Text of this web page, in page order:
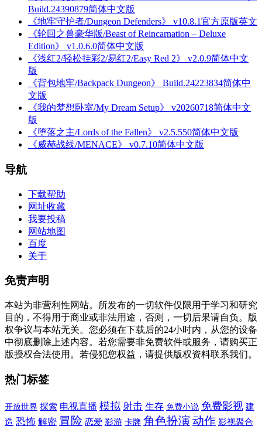
Build.24390879简体中文版
《地牢守护者/Dungeon Defenders》 v10.8.1官方原版英文
《轮回之兽豪华版/Beast of Reincarnation – Deluxe
Edition》 v1.0.6.0简体中文版
《浅红2/轻松挂彩2/易红2/Easy Red 2》 v2.0.9简体中文
版
《背包地牢/Backpack Dungeon》 Build.24223834简体中
文版
《我的梦想卧室/My Dream Setup》 v20260718简体中文
版
《堕落之主/Lords of the Fallen》 v2.5.550简体中文版
《威赫战线/MENACE》 v0.7.10简体中文版
导航
下载帮助
网址收藏
我要投稿
网站地图
百度
关于
免责声明
本站为非营利性网站。所发布的一切软件仅限用于学习和研究
目的，不得用于商业或非法用途，否则，一切后果请自负。版
权争议与本站无关。您必须在下载后的24小时内，从您的设备
中彻底删除上述内容。若您需要非免费软件或服务，请购买正
版授权合法使用。若侵犯您权益，请提供版权资料联系我们。
热门标签
开放世界 探索 电视直播 模拟 射击 生存 免费小说 免费影视 建
造 恐怖 解密 冒险 恋爱 影游 卡牌 角色扮演 动作 影视聚合